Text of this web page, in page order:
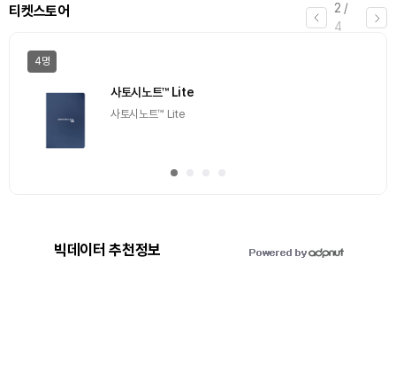
2 /
4
티켓스토어
4명
사토시노트™ Lite
사토시노트™ Lite
빅데이터 추천정보